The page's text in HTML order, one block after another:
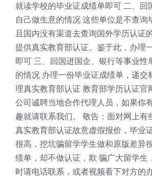
就读学校的毕业证成绩单即可 二、回
自己做生意的情况 这些单位是不查询
且国内没有渠道去查询国外学历认证
提供真实教育部认证。鉴于此，办理
即可 三、回国进国企、银行等事业性
的情况 办理一份毕业证成绩单，递交
理真实教育部认证 教育部学历认证官
公司诚聘当地合作代理人员，如果你
趣就请联系我们。 敬告：面对网上有
真实教育部认证故意虚假报价，毕业
很高，挖坑骗留学学生做和原版差异
绩单，却不做认证，欺 骗广大留学生
时请电话联系，或者视频看下对方的